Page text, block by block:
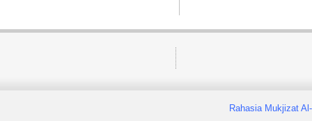
Rahasia Mukjizat